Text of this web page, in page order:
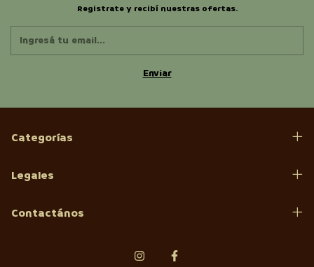
Registrate y recibí nuestras ofertas.
Categorías
Legales
Contactános